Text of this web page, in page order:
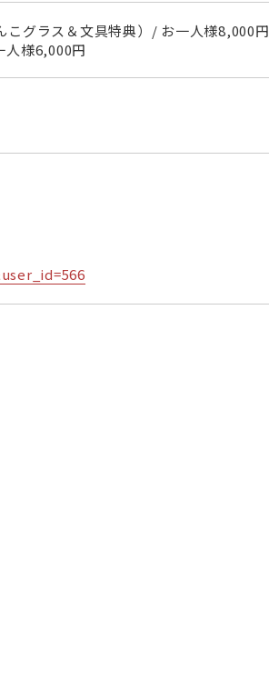
グラス＆文具特典）/ お一人様8,000円
様6,000円